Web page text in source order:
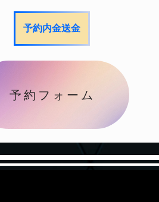
予約内金送金
予約フォーム